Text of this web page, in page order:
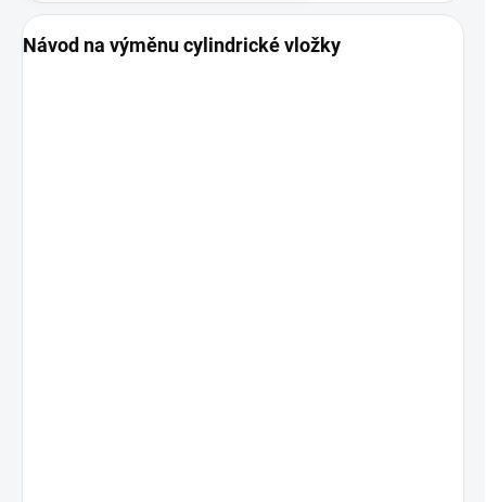
Návod na výměnu cylindrické vložky